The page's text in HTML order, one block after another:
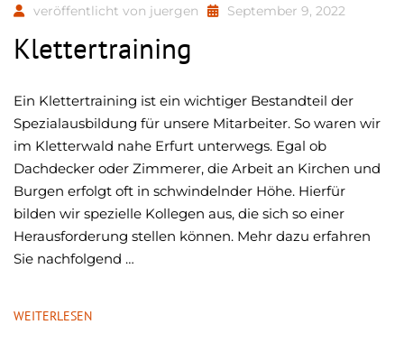
veröffentlicht von juergen September 9, 2022
Klettertraining
Ein Klettertraining ist ein wichtiger Bestandteil der
Spezialausbildung für unsere Mitarbeiter. So waren wir
im Kletterwald nahe Erfurt unterwegs. Egal ob
Dachdecker oder Zimmerer, die Arbeit an Kirchen und
Burgen erfolgt oft in schwindelnder Höhe. Hierfür
bilden wir spezielle Kollegen aus, die sich so einer
Herausforderung stellen können. Mehr dazu erfahren
Sie nachfolgend …
WEITERLESEN